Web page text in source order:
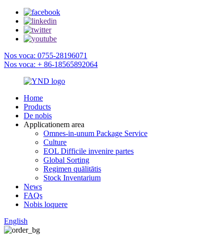
Nos voca: 0755-28196071
Nos voca: + 86-18565892064
Home
Products
De nobis
Applicationem area
Omnes-in-unum Package Service
Culture
EOL Difficile invenire partes
Global Sorting
Regimen quālitātis
Stock Inventarium
News
FAQs
Nobis loquere
English